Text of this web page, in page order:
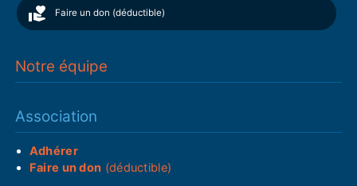
Faire un don (déductible)
Notre équipe
Association
Adhérer
Faire un don (déductible)